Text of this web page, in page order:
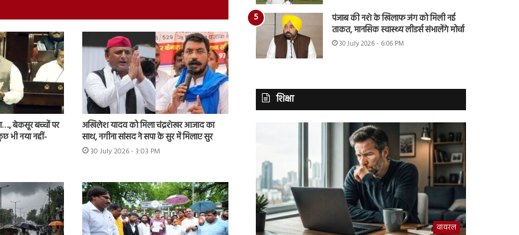
बेकसूर बच्चों पर
भी नया नहीं-
अखिलेश यादव को मिला चंद्रशेखर आजाद का
साथ, नगीना सांसद ने सपा के सुर में मिलाए सुर
30 July 2026 - 3:03 PM
पंजाब की नशे के खिलाफ जंग को मिली नई
ताकत, मानसिक स्वास्थ्य लीडर्स संभालेंगे मोर्चा
30 July 2026 - 6:06 PM
शिक्षा
वायरल